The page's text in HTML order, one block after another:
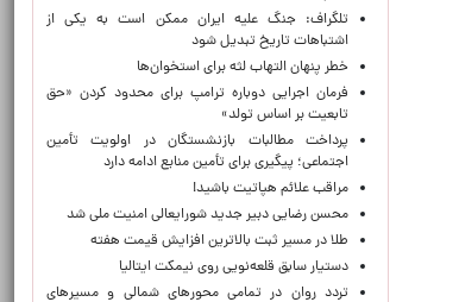
تلگراف: جنگ علیه ایران ممکن است به یکی از
اشتباهات تاریخ تبدیل شود
خطر پنهان التهاب لثه برای استخوان‌ها
فرمان اجرایی دوباره ترامپ برای محدود کردن «حق
تابعیت بر اساس تولد»
پرداخت مطالبات بازنشستگان در اولویت تأمین
اجتماعی؛ پیگیری برای تأمین منابع ادامه دارد
مراقب علائم هپاتیت باشید!
محسن رضایی دبیر جدید شورایعالی امنیت ملی شد
طلا در مسیر ثبت بالاترین افزایش قیمت هفته
دستیار سابق قلعه‌نویی روی نیمکت ایتالیا
تردد روان در تمامی محورهای شمالی و مسیرهای